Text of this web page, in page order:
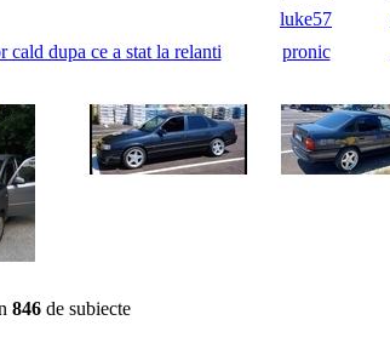
luke57
cald dupa ce a stat la relanti
pronic
846de subiecte